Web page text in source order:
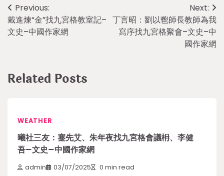
Post
navigation
Previous:
戴進煉“金”找九宮格教室記–
文史–中國作家網
Next:
丁言昭：劉以鬯師長教師為我
寫序找九宮格聚會–文史–中
國作家網
Related Posts
WEATHER
曦社三友：蹇先艾、朱年夜找九宮格會議枏、李健
吾–文史–中國作家網
admin 03/07/2025 0 min read